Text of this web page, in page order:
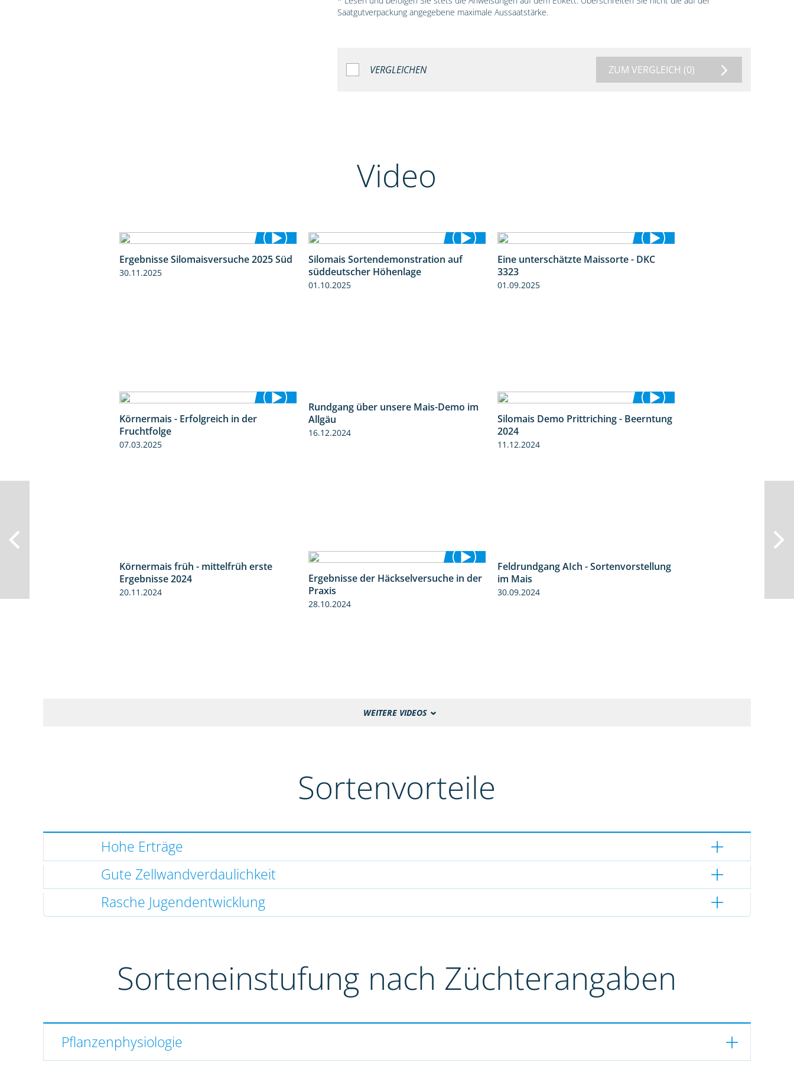
Saatgutverpackung angegebene maximale Aussaatstärke.
VERGLEICHEN ZUM VERGLEICH (0)
Video
5:36
Ergebnisse Silomaisversuche 2025 Süd
30.11.2025
7:04
Silomais Sortendemonstration auf
süddeutscher Höhenlage
01.10.2025
2:12
Eine unterschätzte Maissorte - DKC
3323
01.09.2025
Körnermais - Erfolgreich in der
Fruchtfolge
07.03.2025
Rundgang über unsere Mais-Demo im
Allgäu
12:28
Silomais Demo Prittriching - Beerntung
2024
11.12.2024
Körnermais früh - mittelfrüh erste
Ergebnisse 2024
20.11.2024
5:16
Ergebnisse der Häckselversuche in der
Praxis
28.10.2024
Feldrundgang AIch - Sortenvorstellung
im Mais
30.09.2024
WEITERE VIDEOS
Sortenvorteile
Hohe Erträge
Gute Zellwandverdaulichkeit
Rasche Jugendentwicklung
Sorteneinstufung nach Züchterangaben
Pflanzenphysiologie